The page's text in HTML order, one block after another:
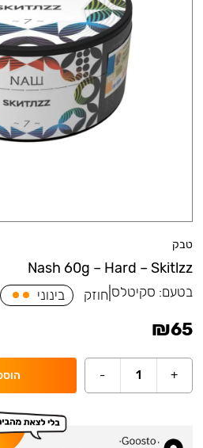
טבק
Nash 60g – Hard – Skitlzz
בטעם: סקיטלס חוזק בינוני
₪65
+
1
-